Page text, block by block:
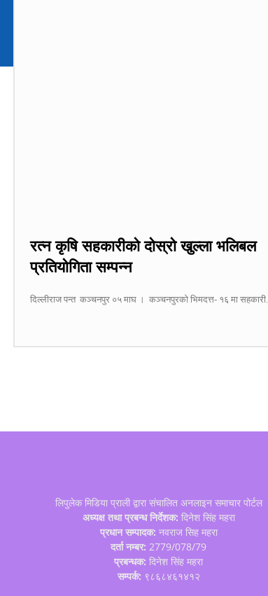
रत्न कृषि सहकारीको दाेस्राे खुल्ला भलिबल
प्रतियोगिता सम्पन्न
दिल्लीराज पन्त कञ्चनपुर ०५ माघ । कञ्चनपुरकाे भिमदत्त- १६ मा सहकारी...
लिपुलेक मिडिया प्राली द्वारा संचालित अनलाइन समाचार पोर्टल
अध्यक्ष तथा प्रबन्ध निर्देशक: दिनेश सिंह महरा
प्रधान सम्पादक: नवराज सिह महरा
दर्ता नम्बर: 2779/078/79
प्रबन्धक: दिनेश सिंह महरा
सम्पर्क: ९८६८४६१४१२